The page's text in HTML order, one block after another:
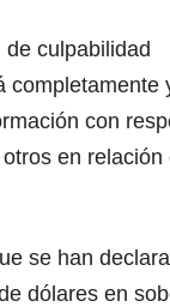
culpabilidad
completamente
con
en relación
se han
dólares en